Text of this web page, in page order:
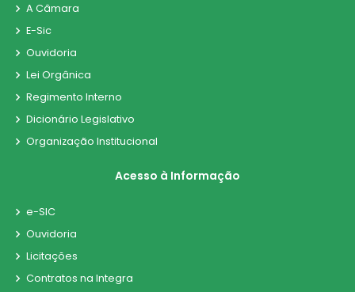
A Câmara
E-Sic
Ouvidoria
Lei Orgânica
Regimento Interno
Dicionário Legislativo
Organização Institucional
Acesso à Informação
e-SIC
Ouvidoria
Licitações
Contratos na Integra